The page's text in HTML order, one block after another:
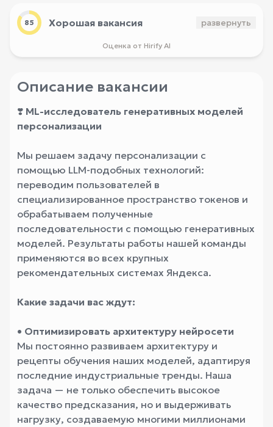
85 Хорошая вакансия развернуть
Оценка от Hirify AI
Описание вакансии
❣️ ML-исследователь генеративных моделей
персонализации
Мы решаем задачу персонализации с
помощью LLM-подобных технологий:
переводим пользователей в
специализированное пространство токенов и
обрабатываем полученные
последовательности с помощью генеративных
моделей. Результаты работы нашей команды
применяются во всех крупных
рекомендательных системах Яндекса.
Какие задачи вас ждут:
• Оптимизировать архитектуру нейросети
Мы постоянно развиваем архитектуру и
рецепты обучения наших моделей, адаптируя
последние индустриальные тренды. Наша
задача — не только обеспечить высокое
качество предсказания, но и выдерживать
нагрузку, создаваемую многими миллионами